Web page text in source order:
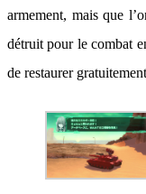
armement, mais que
détruit pour le combat
de restaurer